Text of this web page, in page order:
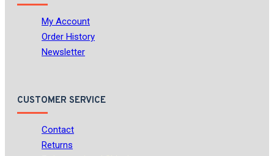
My Account
Order History
Newsletter
CUSTOMER SERVICE
Contact
Returns